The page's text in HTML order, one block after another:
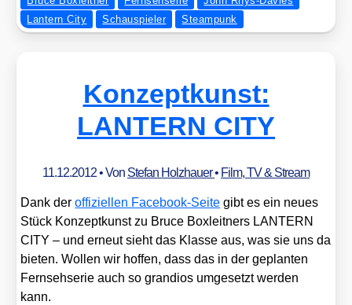
Lantern City
Schauspieler Steampunk
Konzeptkunst:
LANTERN CITY
11.12.2012• Von Stefan Holzhauer• Film, TV & Stream
Dank deroffi­zi­el­len Face­book-Sei­te gibt es ein neu­es
Stück Kon­zept­kunst zu Bruce Box­leit­ners LANTERN
CITY – und erneut sieht das Klas­se aus, was sie uns da
bie­ten. Wol­len wir hof­fen, dass das in der geplan­ten
Fern­seh­se­rie auch so gran­di­os umge­setzt wer­den
kann.